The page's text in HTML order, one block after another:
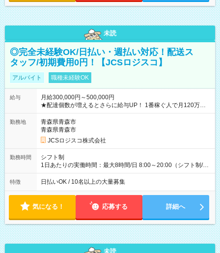
未読
◎完全未経験OK/日払い・週払い対応！配送ス
タッフ/初期費用0円！【JCSロジスコ】
アルバイト 職種未経験OK
給与
月給300,000円～500,000円
★配達個数が増えるとさらに給与UP！ 1番稼ぐ人で月120万ほ
ど！ ・主要都市エリア 月収55万円／週5日稼働 月収65万~112
万円／週6日稼働 ・地方郊外エリア 月収40万円／週5日稼働 月
収40万円~50万円／週6日稼働 ＜モデルイメージ＞ ■月収50万
円 (27歳男性/江東区在住)※元建築関係 1日150個配達×25日勤務
(日休み) ■月収80万円(43歳男性/墨田区在住)※元営業 1日200個
勤務地
青森県青森市
青森県青森市
JCSロジスコ株式会社
勤務時間
シフト制
1日あたりの実働時間：最大8時間/日 8:00～20:00（シフト制/実
働8時間） ※週5日勤務（場所次第では週4も有り） ※配達状況
によって時間外での勤務可能性有り ※案件により多少の前後あ
特徴 日払いOK / 10名以上の大量募集
気になる！ 応募する 詳細へ
未読